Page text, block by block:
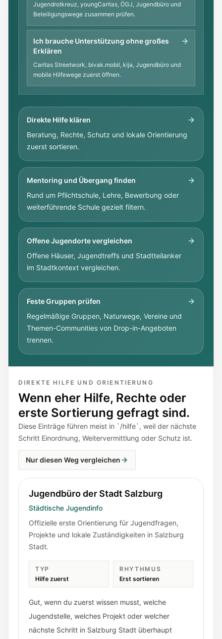
Jugendrotkreuz, youngCaritas, ÖGJ, Jugendbüro und
Beteiligungswege zusammen prüfen.
Ich brauche Unterstützung ohne großes
Erklären
Caritas Streetwork, bivak.mobil, kija, Jugendbüro und
mobile Hilfewege zuerst öffnen.
Direkte Hilfe klären
Beratung, Rechte, Schutz und lokale Orientierung
zuerst sortieren.
Mentoring und Übergang finden
Rund um Pflichtschule, Lehre, Bewerbung oder
weiterführende Schule gezielt filtern.
Offene Jugendorte vergleichen
Offene Häuser, Jugendtreffs und Stadtteilanker
im Stadtkontext vergleichen.
Feste Gruppen prüfen
Regelmäßige Gruppen, Naturwege, Vereine und
Themen-Communities von Drop-in-Angeboten
trennen.
DIREKTE HILFE UND ORIENTIERUNG
Wenn eher Hilfe, Rechte oder
erste Sortierung gefragt sind.
Diese Einträge führen meist in `/hilfe`, weil der nächste
Schritt Einordnung, Weitervermittlung oder Schutz ist.
Nur diesen Weg vergleichen
Jugendbüro der Stadt Salzburg
Städtische Jugendinfo
Offizielle erste Orientierung für Jugendfragen,
Projekte und lokale Zuständigkeiten in Salzburg
Stadt.
TYP
Hilfe zuerst
RHYTHMUS
Erst sortieren
Gut, wenn du zuerst wissen musst, welche
Jugendstelle, welches Projekt oder welcher
nächste Schritt in Salzburg Stadt überhaupt